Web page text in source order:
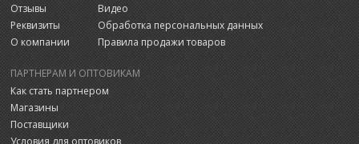
Отзывы
Реквизиты
О компании
Видео
Обработка персональных данных
Правила продажи товаров
ПАРТНЕРАМ И ОПТОВИКАМ
Как стать партнером
Магазины
Поставщики
Условия для оптовиков